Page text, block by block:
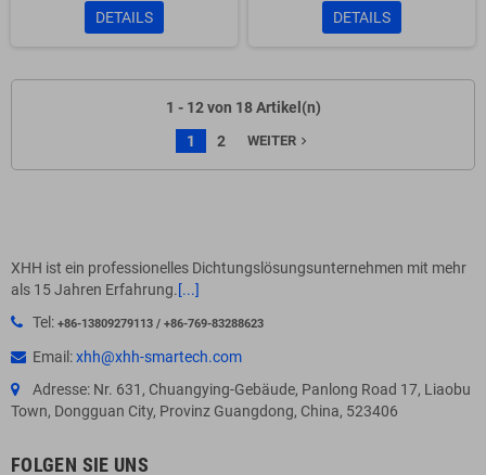
DETAILS DETAILS
1 - 12 von 18 Artikel(n)
1
2 WEITERnavigate_next
XHH ist ein professionelles Dichtungslösungsunternehmen mit mehr
als 15 Jahren Erfahrung. [...]
Tel: +86-13809279113 / +86-769-83288623
Email:xhh@xhh-smartech.com
Adresse: Nr. 631, Chuangying-Gebäude, Panlong Road 17, Liaobu
Town, Dongguan City, Provinz Guangdong, China, 523406
FOLGEN SIE UNS